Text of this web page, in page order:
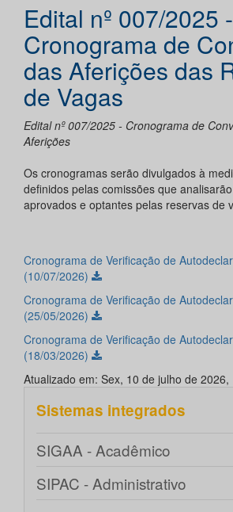
Edital nº 007/2025 -
Cronograma de
das Aferições das
de Vagas
Edital nº 007/2025 - Cronograma de
Aferições
Os cronogramas serão divulgados à
definidos pelas comissões que
aprovados e optantes pelas reservas de
Cronograma de Verificação de
(10/07/2026)
Cronograma de Verificação de
(25/05/2026)
Cronograma de Verificação de
(18/03/2026)
Atualizado em: Sex, 10 de julho de 2026,
Sistemas integrados
SIGAA - Acadêmico
SIPAC - Administrativo